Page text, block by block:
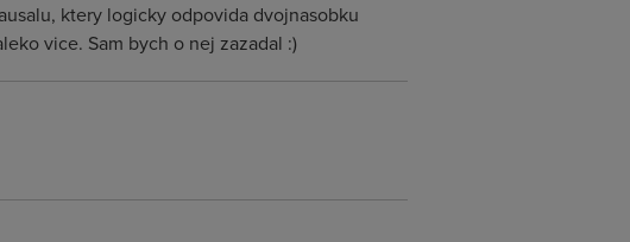
ktery logicky odpovida dvojnasobku
vice. Sam bych o nej zazadal :)